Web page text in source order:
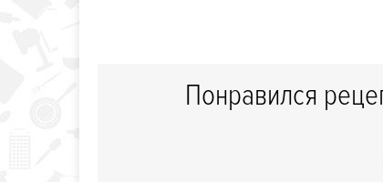
Понравился